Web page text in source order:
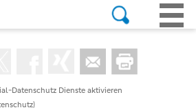
Datenschutz Dienste aktivieren